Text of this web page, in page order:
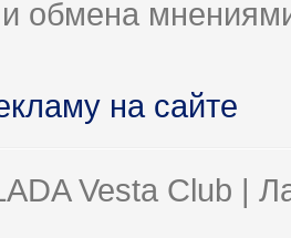
обмена
на сайте
Vesta Club |